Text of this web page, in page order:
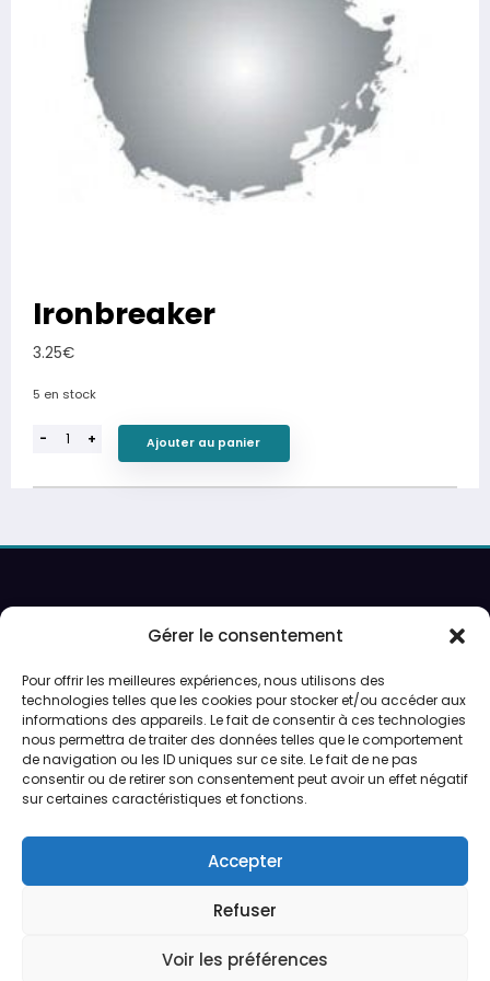
Gérer le consentement
Pour offrir les meilleures expériences, nous utilisons des
technologies telles que les cookies pour stocker et/ou accéder aux
informations des appareils. Le fait de consentir à ces technologies
nous permettra de traiter des données telles que le comportement
de navigation ou les ID uniques sur ce site. Le fait de ne pas
consentir ou de retirer son consentement peut avoir un effet négatif
sur certaines caractéristiques et fonctions.
Accepter
Refuser
Voir les préférences
Ironbreaker
3.25€
5 en stock
- + Ajouter au panier
Ouverture sur rendez-vous uniquement.
Service de peinture et expéditions du lundi au vendredi.
Préparation des expéditions en 24/48h
CGV
Qui sommes-nous ?
Qui sommes-nous ?